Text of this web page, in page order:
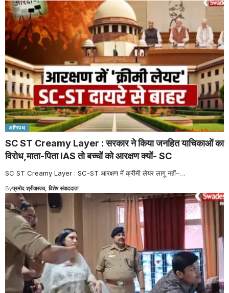
अग्निपथ
SC ST Creamy Layer : सरकार ने किया जनहित याचिकाओं का
विरोध,माता-पिता IAS तो बच्चों को आरक्षण क्यों- SC
SC ST Creamy Layer : SC-ST आरक्षण में क्रीमी लेयर लागू नहीं–…
Byप्रमोद श्रीवास्तव, विशेष संवाददाता